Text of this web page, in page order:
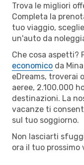
Trova le migliori
Completa la
tuo viaggio,
un'auto da
Che cosa aspetti?
economico da
eDreams, troverai
aeree, 2.100.000
destinazioni. La
vacanze ti
sul tuo soggiorno.
Non lasciarti
ora il tuo prossimo